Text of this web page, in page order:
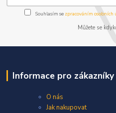
Souhlasím se zpracováním osobních
Můžete se
Informace pro zákazníky
O nás
Jak nakupovat